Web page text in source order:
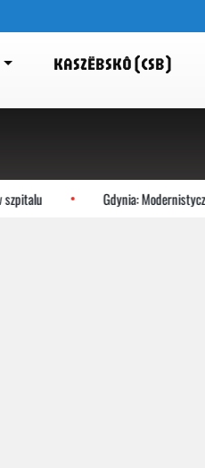
KASZËBSKÔ (CSB)
Gdynia: Modernistyczne